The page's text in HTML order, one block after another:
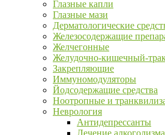
Глазные капли
Глазные мази
Дерматологические
Железосодержащие
Желчегонные
Желудочно-кишечный-
Закрепляющие
Иммуномодуляторы
Йодсодержащие средства
Ноотропные и
Неврология
Антидепрессанты